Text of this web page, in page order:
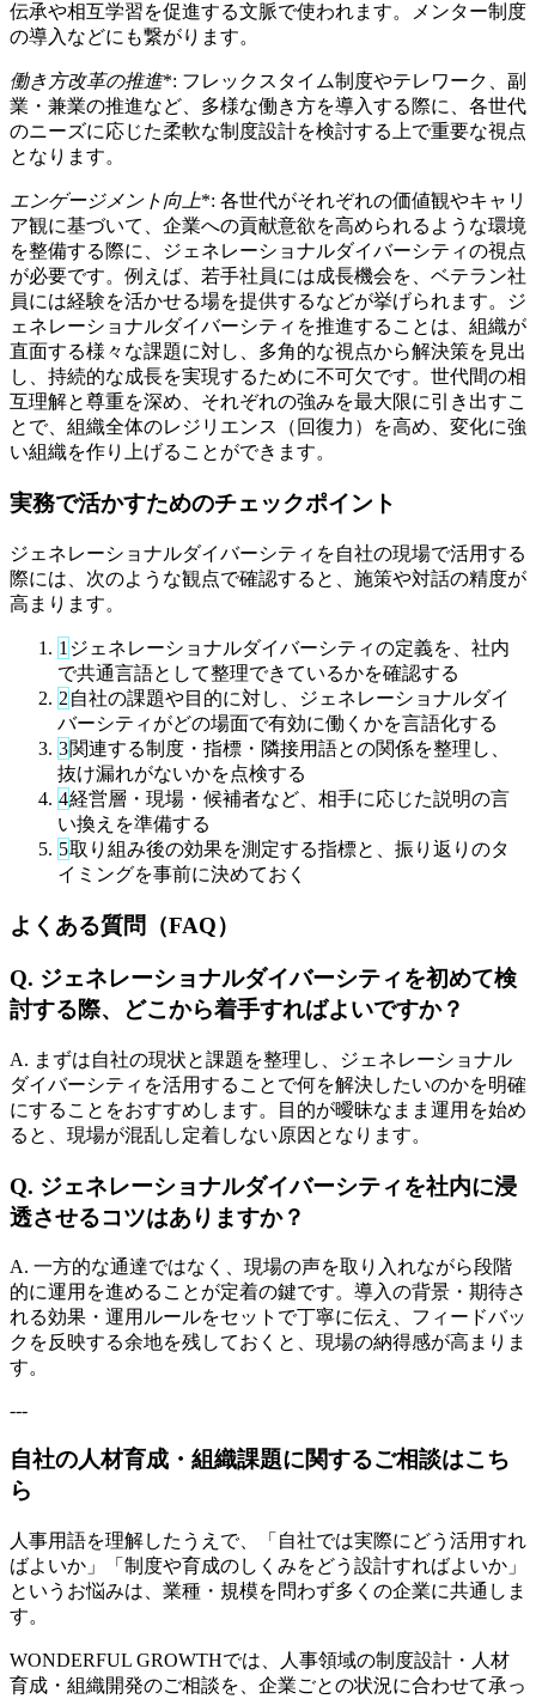
伝承や相互学習を促進する文脈で使われます。メンター制度
の導入などにも繋がります。
働き方改革の推進*: フレックスタイム制度やテレワーク、副
業・兼業の推進など、多様な働き方を導入する際に、各世代
のニーズに応じた柔軟な制度設計を検討する上で重要な視点
となります。
エンゲージメント向上*: 各世代がそれぞれの価値観やキャリ
ア観に基づいて、企業への貢献意欲を高められるような環境
を整備する際に、ジェネレーショナルダイバーシティの視点
が必要です。例えば、若手社員には成長機会を、ベテラン社
員には経験を活かせる場を提供するなどが挙げられます。ジ
ェネレーショナルダイバーシティを推進することは、組織が
直面する様々な課題に対し、多角的な視点から解決策を見出
し、持続的な成長を実現するために不可欠です。世代間の相
互理解と尊重を深め、それぞれの強みを最大限に引き出すこ
とで、組織全体のレジリエンス（回復力）を高め、変化に強
い組織を作り上げることができます。
実務で活かすためのチェックポイント
ジェネレーショナルダイバーシティを自社の現場で活用する
際には、次のような観点で確認すると、施策や対話の精度が
高まります。
1 ジェネレーショナルダイバーシティの定義を、社内
で共通言語として整理できているかを確認する
2 自社の課題や目的に対し、ジェネレーショナルダイ
バーシティがどの場面で有効に働くかを言語化する
3関連する制度・指標・隣接用語との関係を整理し、
抜け漏れがないかを点検する
4経営層・現場・候補者など、相手に応じた説明の言
い換えを準備する
5取り組み後の効果を測定する指標と、振り返りのタ
イミングを事前に決めておく
よくある質問（FAQ）
Q. ジェネレーショナルダイバーシティを初めて検
討する際、どこから着手すればよいですか？
A. まずは自社の現状と課題を整理し、ジェネレーショナル
ダイバーシティを活用することで何を解決したいのかを明確
にすることをおすすめします。目的が曖昧なまま運用を始め
ると、現場が混乱し定着しない原因となります。
Q. ジェネレーショナルダイバーシティを社内に浸
透させるコツはありますか？
A. 一方的な通達ではなく、現場の声を取り入れながら段階
的に運用を進めることが定着の鍵です。導入の背景・期待さ
れる効果・運用ルールをセットで丁寧に伝え、フィードバッ
クを反映する余地を残しておくと、現場の納得感が高まりま
す。
---
自社の人材育成・組織課題に関するご相談はこち
ら
人事用語を理解したうえで、「自社では実際にどう活用すれ
ばよいか」「制度や育成のしくみをどう設計すればよいか」
というお悩みは、業種・規模を問わず多くの企業に共通しま
す。
WONDERFUL GROWTHでは、人事領域の制度設計・人材
育成・組織開発のご相談を、企業ごとの状況に合わせて承っ